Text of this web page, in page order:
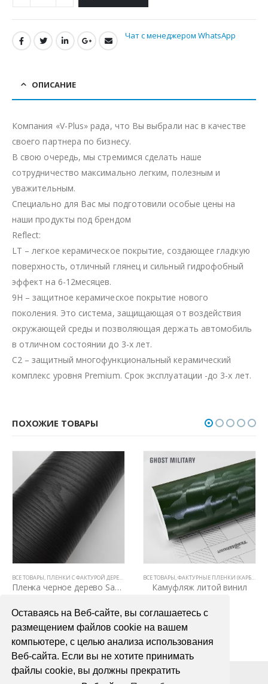
Оставаясь на Веб-сайте, вы соглашаетесь с
размещением файлов cookie на вашем
компьютере, с целью анализа использования
Веб-сайта. Если вы не хотите принимать
файлы cookie, вы должны прекратить
Чат с менеджером WhatsApp
ОПИСАНИЕ
Компания «V-Plus» рада, что Вы выбрали нас в качестве
своего партнера по бизнесу.
В свою очередь, мы стремимся сделать наше
сотрудничество максимально легким, полезным и
уважительным.
Специально для Вас мы подготовили особые цены на
наши продукты под брендом
Reflect:
LT – легкое керамическое покрытие, создающее гладкую
поверхность, отличный глянец и сильный гидрофобный
эффект на 6-12месяцев.
9H – защитное керамическое покрытие нового
поколения. Это система, защищающая от воздействия
окружающей среды и позволяющая держать автомобиль
в отличном состоянии до 3-х лет.
C2 – защитный многофункциональный керамический
комплекс уровня Premium. Срок эксплуатации -до 3-х лет.
ПОХОЖИЕ ТОВАРЫ
ВСЕ ТОВАРЫ, ПЛЕНКИ С ФАКТУРОЙ ДЕРЕВА И КОЖИ ,ЦВЕТНЫЕ ВИНИЛОВЫЕ ПЛЕНКИ
Пленка черное дерево Samsung Mg 3030
В КОРЗИНУ
ВСЕ ТОВАРЫ,ФАКТУРНЫЕ ПЛЕНКИ (КАРБОН, КАМУФЛЯЖ, ЦАРАПАННЫЙ МЕТАЛЛ)
Камуфляж литой винил
В КОРЗИНУ